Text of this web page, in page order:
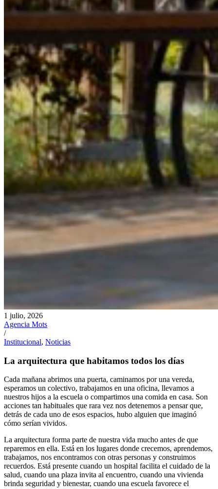
1 julio, 2026
Agencia Mots
/
Institucional, Noticias
La arquitectura que habitamos todos los días
Cada mañana abrimos una puerta, caminamos por una vereda,
esperamos un colectivo, trabajamos en una oficina, llevamos a
nuestros hijos a la escuela o compartimos una comida en casa. Son
acciones tan habituales que rara vez nos detenemos a pensar que,
detrás de cada uno de esos espacios, hubo alguien que imaginó
cómo serían vividos.
La arquitectura forma parte de nuestra vida mucho antes de que
reparemos en ella. Está en los lugares donde crecemos, aprendemos,
trabajamos, nos encontramos con otras personas y construimos
recuerdos. Está presente cuando un hospital facilita el cuidado de la
salud, cuando una plaza invita al encuentro, cuando una vivienda
brinda seguridad y bienestar, cuando una escuela favorece el